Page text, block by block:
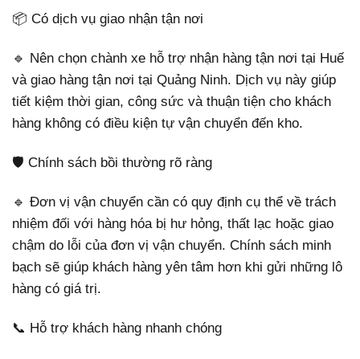
📦 Có dịch vụ giao nhận tận nơi
🔹 Nên chọn chành xe hỗ trợ nhận hàng tận nơi tại Huế
và giao hàng tận nơi tại Quảng Ninh. Dịch vụ này giúp
tiết kiệm thời gian, công sức và thuận tiện cho khách
hàng không có điều kiện tự vận chuyển đến kho.
🛡️ Chính sách bồi thường rõ ràng
🔹 Đơn vị vận chuyển cần có quy định cụ thể về trách
nhiệm đối với hàng hóa bị hư hỏng, thất lạc hoặc giao
chậm do lỗi của đơn vị vận chuyển. Chính sách minh
bạch sẽ giúp khách hàng yên tâm hơn khi gửi những lô
hàng có giá trị.
📞 Hỗ trợ khách hàng nhanh chóng